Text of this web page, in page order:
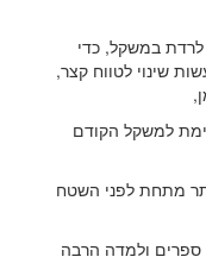
במשקל, כדי
שינוי לטווח קצר,
למשקל הקודם
מתחת לפני השטח
ספרים ולמדה הרבה